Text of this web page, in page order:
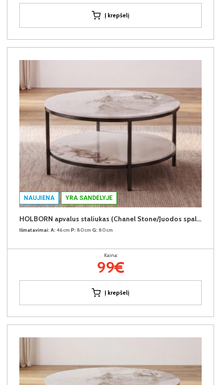
Į krepšelį
NAUJIENA YRA SANDĖLYJE
HOLBORN apvalus staliukas (Chanel Stone/Juodos spalvos kojos)
Išmatavimai: A: 46cm P: 80cm G: 80cm
Kaina:
99€
Į krepšelį